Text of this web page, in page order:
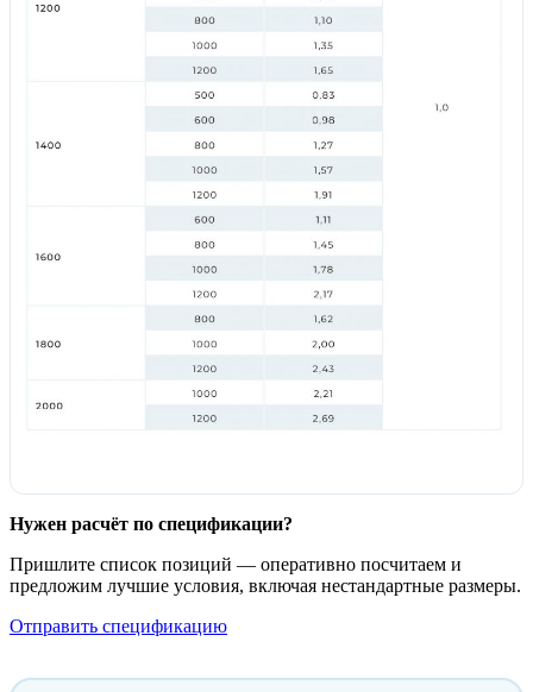
Нужен расчёт по спецификации?
Пришлите список позиций — оперативно посчитаем и
предложим лучшие условия, включая нестандартные размеры.
Отправить спецификацию